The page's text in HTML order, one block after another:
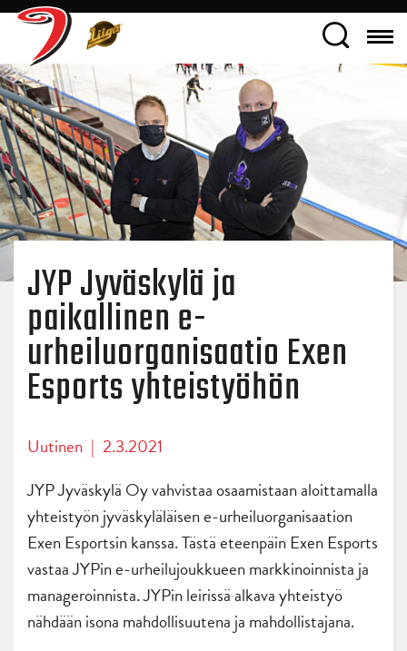
JYP Jyväskylä ja
paikallinen e-
urheiluorganisaatio Exen
Esports yhteistyöhön
Uutinen | 2.3.2021
JYP Jyväskylä Oy vahvistaa osaamistaan aloittamalla
yhteistyön jyväskyläläisen e-urheiluorganisaation
Exen Esportsin kanssa. Tästä eteenpäin Exen Esports
vastaa JYPin e-urheilujoukkueen markkinoinnista ja
manageroinnista. JYPin leirissä alkava yhteistyö
nähdään isona mahdollisuutena ja mahdollistajana.